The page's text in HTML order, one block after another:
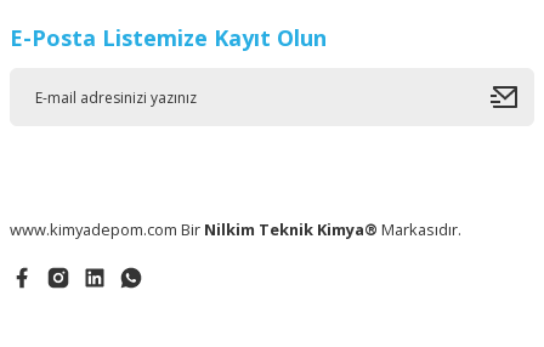
E-Posta Listemize Kayıt Olun
www.kimyadepom.com Bir Nilkim Teknik Kimya® Markasıdır.